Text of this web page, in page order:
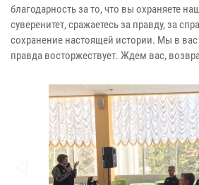
благодарность за то, что вы охраняете
суверенитет, сражаетесь за правду, за
сохранение настоящей истории. Мы в
правда восторжествует. Ждем вас,